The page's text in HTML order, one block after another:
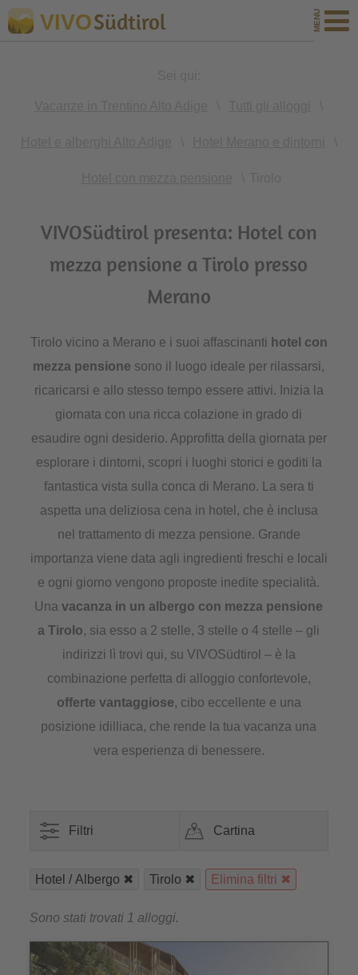
VIVOSüdtirol
VIVOSüdtirol presenta: Hotel con
mezza pensione a Tirolo presso
Merano
Tirolo vicino a Merano e i suoi affascinanti hotel con
mezza pensione sono il luogo ideale per rilassarsi,
ricaricarsi e allo stesso tempo essere attivi. Inizia la
giornata con una ricca colazione in grado di
esaudire ogni desiderio. Approfitta della giornata per
esplorare i dintorni, scopri i luoghi storici e goditi la
fantastica vista sulla conca di Merano. La sera ti
aspetta una deliziosa cena in hotel, che è inclusa
nel trattamento di mezza pensione. Grande
importanza viene data agli ingredienti freschi e locali
e ogni giorno vengono proposte inedite specialità.
Unavacanza in un albergo con mezza pensione
a Tirolo, sia esso a 2 stelle, 3 stelle o 4 stelle – gli
indirizzi lì trovi qui, su VIVOSüdtirol – è la
combinazione perfetta di alloggio confortevole,
offerte vantaggiose, cibo eccellente e una
posizione idilliaca, che rende la tua vacanza una
vera esperienza di benessere.
Filtri Cartina
Hotel / Albergo Tirolo Elimina filtri
Sono stati trovati 1 alloggi.